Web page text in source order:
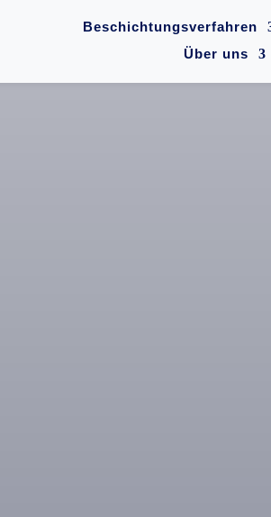
Beschichtungsverfahren
Über uns